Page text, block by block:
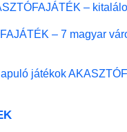
–
– 7 magyar
játékok